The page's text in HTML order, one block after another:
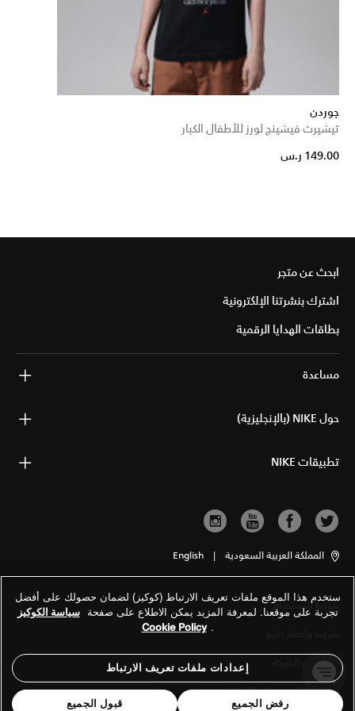
جوردن
تيشيرت فيشينج لورز للأطفال الكبار
149.00 ر.س
ابحث عن متجر
اشترك بنشرتنا الإلكترونية
بطاقات الهدايا الرقمية
مساعدة
حول NIKE (بالإنجليزية)
تطبيقات NIKE
المملكة العربية السعودية |
English
شروط الاستخدام
معلومات الشركة
سياسة الخصوصية والكوكيز
ستخدم هذا الموقع ملفات تعريف الارتباط (كوكيز) لضمان حصولك على أفضل
تجربة على موقعنا. لمعرفة المزيد يمكن الاطلاع على صفحة سياسة الكوكيز
.
Cookie Policy
إعدادات ملفات تعريف الارتباط
رفض الجميع قبول الجميع